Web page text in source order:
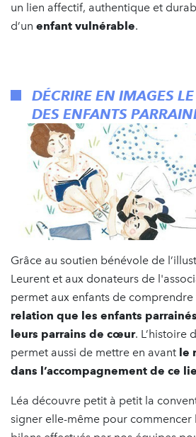
un lien affectif, authentique et
d’un enfant vulnérable.
DÉCRIRE EN IMAGES
DES ENFANTS
Grâce au soutien bénévole de
Leurent et aux donateurs de
permet aux enfants de
relation que les enfants
leurs parrains de cœur. L’histoire
permet aussi de mettre en avant le
dans l’accompagnement de ce
Léa découvre petit à petit la
signer elle-même pour commencer